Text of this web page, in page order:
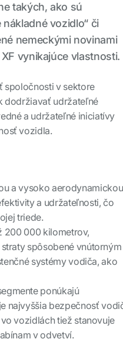
takých, ako sú
vozidlo“ či
nemeckými novinami
vynikajúce vlastnosti.
spoločnosti v sektore
dodržiavať udržateľné
a udržateľné iniciatívy
vozidla.
a vysoko aerodynamickou
a udržateľnosti, čo
triede.
200 000 kilometrov,
spôsobené vnútorným
systémy vodiča, ako
ponúkajú
najvyššia bezpečnosť
vozidlách tiež stanovuje
v odvetví.